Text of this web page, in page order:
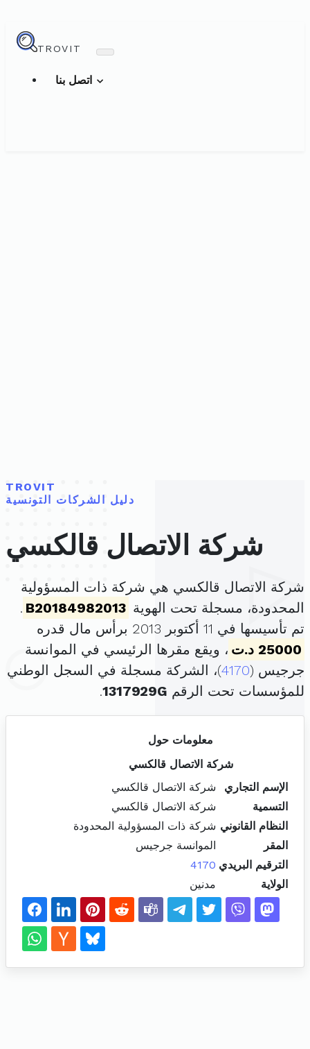
TROVIT
TROVIT
دليل الشركات التونسية
شركة الاتصال قالكسي
شركة الاتصال قالكسي هي شركة ذات المسؤولية
المحدودة، مسجلة تحت الهوية B20184982013
.
تم تأسيسها في 11 أكتوبر 2013 برأس مال قدره
25000 د.ت
، ويقع مقرها الرئيسي في الموانسة
جرجيس (4170)، الشركة مسجلة في السجل الوطني
للمؤسسات تحت الرقم 1317929G
.
معلومات حول
شركة الاتصال قالكسي
الإسم التجاري
شركة الاتصال قالكسي
التسمية
شركة الاتصال قالكسي
النظام القانوني شركة ذات المسؤولية المحدودة
المقر
الموانسة جرجيس
الترقيم البريدي 4170
الولاية
مدنين